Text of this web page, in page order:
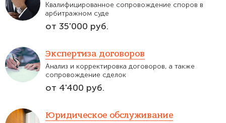
Квалифицированное сопровождение споров в
арбитражном суде
от 35'000 руб.
Экспертиза договоров
Анализ и корректировка договоров, а также
сопровождение сделок
от 4'400 руб.
Юридическое обслуживание